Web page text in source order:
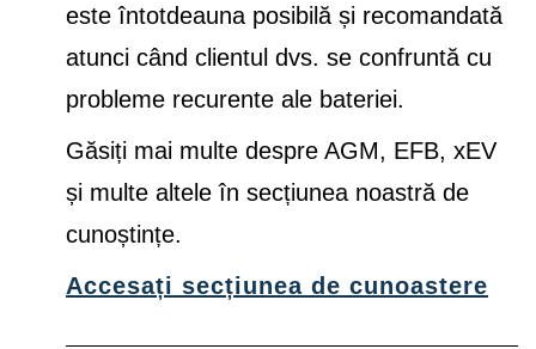
este întotdeauna posibilă și recomandată
atunci când clientul dvs. se confruntă cu
probleme recurente ale bateriei.
Găsiți mai multe despre AGM, EFB, xEV
și multe altele în secțiunea noastră de
cunoștințe.
Accesați secțiunea de cunoastere